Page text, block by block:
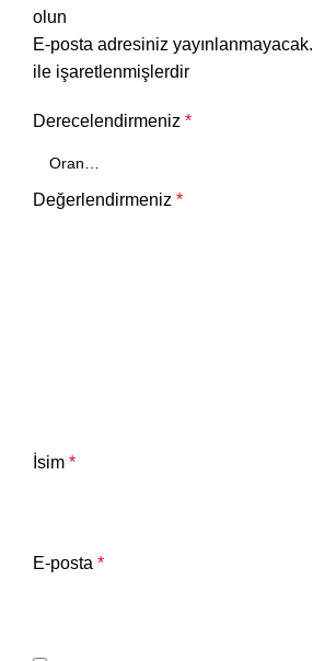
olun
E-posta adresiniz yayınlanmayacak.
ile işaretlenmişlerdir
Derecelendirmeniz *
Değerlendirmeniz *
İsim *
E-posta *